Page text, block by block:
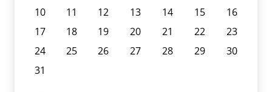
10
11 12 13 14 15
16
17
18 19 20 21 22
23
24
25 26 27 28 29
30
31